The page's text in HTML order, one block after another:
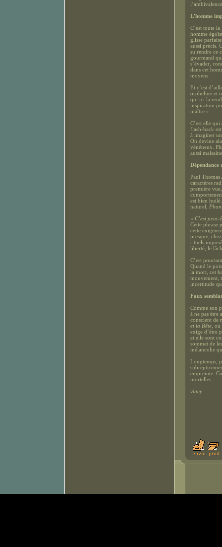
L'homme
C’est toute
homme
glisse
aussi précis.
su rendre ce
gourmand
s’évader,
dans cet
moyens.
Et c’est
orpheline et
qui ici la
inspiration
maître ».
C’est elle
flash-back
à imaginer
On devine
vénéneux.
aussi
Dépendance
Paul Thomas
caractères
première
est bien
naturel,
« C’est
Cette phrase
cette
presque,
rituels
liberté, le
C’est
Quand le
la mort, cet
mouvement,
incertitude
Faux
Comme son
à ne pas être
conscient de
et la Bête ,
exige d’être
et elle sont
sommet de
mélancolie
Longtemps,
empreinte.
mortelles.
vincy